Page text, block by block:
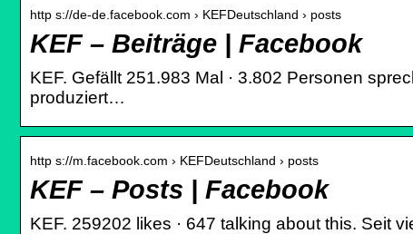
http s://de-de.facebook.com › KEFDeutschland › posts
KEF – Beiträge | Facebook
KEF. Gefällt 251.983 Mal · 3.802 Personen
produziert…
http s://m.facebook.com › KEFDeutschland › posts
KEF – Posts | Facebook
KEF. 259202 likes · 647 talking about this. Seit